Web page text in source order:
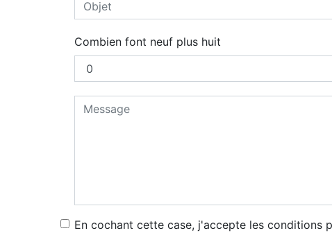
Combien font neuf plus huit
En cochant cette case, j'accepte les conditions